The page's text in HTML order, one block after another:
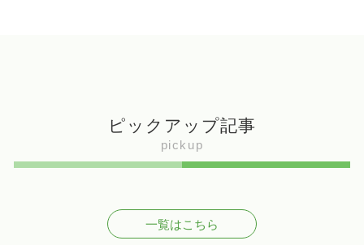
ピックアップ記事
pickup
一覧はこちら